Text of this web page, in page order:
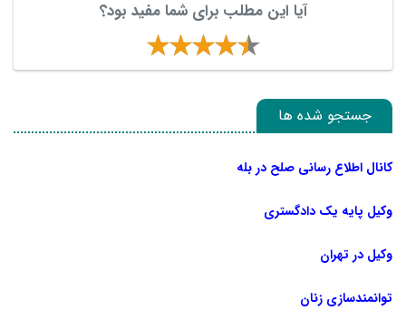
آیا این مطلب برای شما مفید بود؟
جستجو شده ها
کانال اطلاع رسانی صلح در بله
وکیل پایه یک دادگستری
وکیل در تهران
توانمندسازی زنان